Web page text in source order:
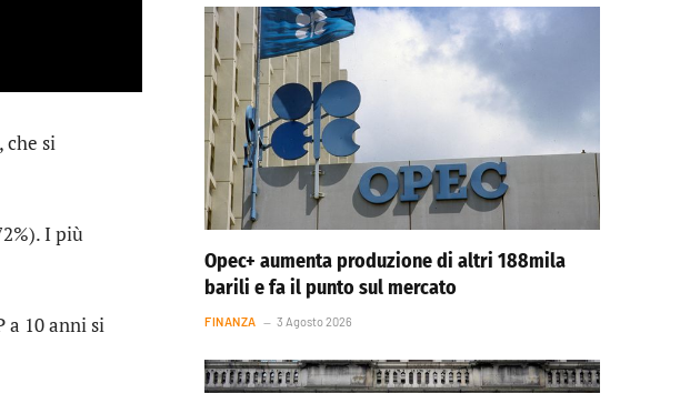
, che si
I più
a 10 anni si
Opec+ aumenta produzione di altri 188mila
barili e fa il punto sul mercato
FINANZA 3 Agosto 2026